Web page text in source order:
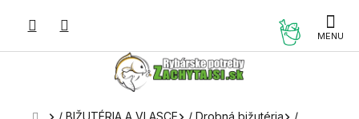
Domov
/ BIŽUTÉRIA A VLASCE / Drobná bižutéria
/